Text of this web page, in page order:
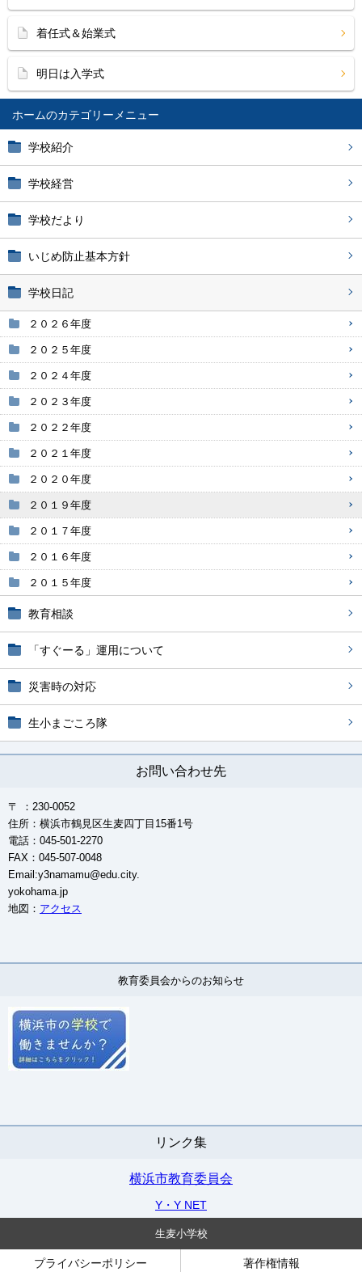
ホーム
学校紹介
学校経営
学校だより
いじめ防止基本方針
学校日記
２０２６年度
２０２５年度
２０２４年度
２０２３年度
２０２２年度
２０２１年度
２０２０年度
２０１９年度
２０１７年度
２０１６年度
２０１５年度
教育相談
「すぐーる」運用について
災害時の対応
生小まごころ隊
お問い合わせ先
〒 ：230-0052
住所：横浜市鶴見区生麦四丁目15番1号
電話：045-501-2270
FAX：045-507-0048
Email:y3namamu@edu.city.
yokohama.jp
地図： アクセス
教育委員会からのお知らせ
リンク集
横浜市教育委員会
Y・Y NET
着任式＆始業式
明日は入学式
生麦小学校
プライバシーポリシー 著作権情報